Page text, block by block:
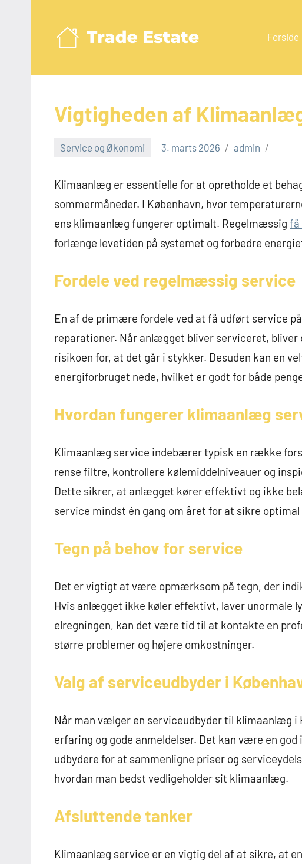
indhold
Forside
Vigtigheden af
Service og Økonomi 3. marts 2026 admin
Klimaanlæg er essentielle for at opretholde et
sommermåneder. I København, hvor
ens klimaanlæg fungerer optimalt. Regelmæssig få
forlænge levetiden på systemet og forbedre
Fordele ved regelmæssig service
En af de primære fordele ved at få udført service
reparationer. Når anlægget bliver serviceret,
risikoen for, at det går i stykker. Desuden kan en
energiforbruget nede, hvilket er godt for både
Hvordan fungerer klimaanlæg
Klimaanlæg service indebærer typisk en række
rense filtre, kontrollere kølemiddelniveauer og
Dette sikrer, at anlægget kører effektivt og ikke
service mindst én gang om året for at sikre
Tegn på behov for service
Det er vigtigt at være opmærksom på tegn, der
Hvis anlægget ikke køler effektivt, laver unormale
elregningen, kan det være tid til at kontakte en
større problemer og højere omkostninger.
Valg af serviceudbyder i
Når man vælger en serviceudbyder til klimaanlæg i
erfaring og gode anmeldelser. Det kan være en
udbydere for at sammenligne priser og
hvordan man bedst vedligeholder sit klimaanlæg.
Afsluttende tanker
Klimaanlæg service er en vigtig del af at sikre, at